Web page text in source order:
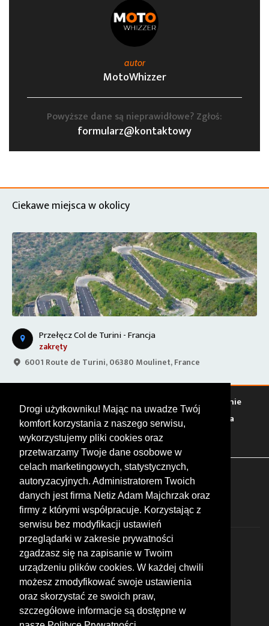
Drogi użytkowniku! Mając na uwadze Twój
komfort korzystania z naszego serwisu,
wykorzystujemy pliki cookies oraz
przetwarzamy Twoje dane osobowe w
celach marketingowych, statystycznych,
autoryzacyjnych. Administratorem Twoich
danych jest firma Netiz Adam Majchrzak oraz
firmy z którymi współpracuje. Korzystając z
serwisu bez modyfikacji ustawień
przeglądarki w zakresie prywatności
zgadzasz się na zapisanie w Twoim
urządzeniu plików cookies. W każdej chwili
możesz zmodyfikować swoje ustawienia
oraz skorzystać ze swoich praw,
szczegółowe informacje są dostępne w
autor
MotoWhizzer
Powyższe dane są nieprawidłowe? Zgłoś:
formularz@kontaktowy
Ciekawe miejsca w okolicy
Przełęcz Col de Turini - Francja
zakręty
6001 Route de Turini, 06380 Moulinet, France
Warto zobaczyć Serwisy Stacje paliw
Jedzenie
Bary Zakwaterowanie Tory Zloty Rajdy
Spotkania
Targi Giełdy Szkolenia
FOLLOW US
© 2026 by MotoWhizzer.com
All rights reserved.